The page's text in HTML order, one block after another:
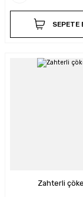
SEPETE
Zahterli